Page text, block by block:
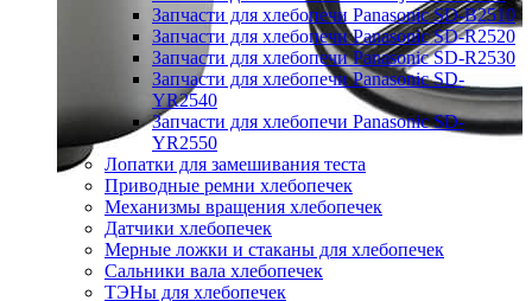
Запчасти для хлебопечи Panasonic SD-B2510
Запчасти для хлебопечи Panasonic SD-R2520
Запчасти для хлебопечи Panasonic SD-R2530
Запчасти для хлебопечи Panasonic SD-
YR2540
Запчасти для хлебопечи Panasonic SD-
YR2550
Лопатки для замешивания теста
Приводные ремни хлебопечек
Механизмы вращения хлебопечек
Датчики хлебопечек
Мерные ложки и стаканы для хлебопечек
Сальники вала хлебопечек
ТЭНы для хлебопечек